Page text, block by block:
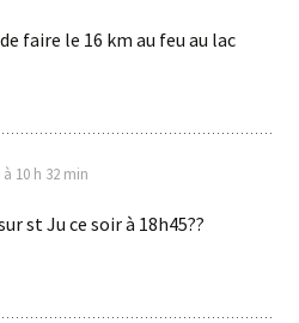
faire le 16 km au feu au lac
à 10 h 32 min
st Ju ce soir à 18h45??